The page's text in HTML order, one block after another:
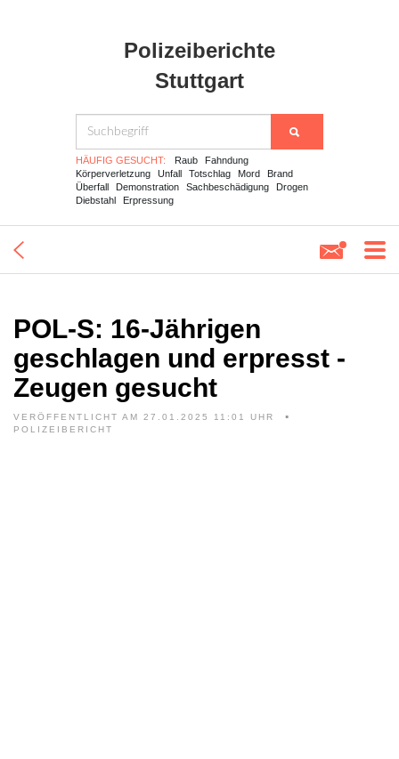
Polizeiberichte
Stuttgart
HÄUFIG GESUCHT: Raub
Fahndung
Körperverletzung
Unfall Totschlag Mord
Brand
Überfall
Demonstration Sachbeschädigung
Drogen
Diebstahl
Erpressung
POL-S: 16-Jährigen
geschlagen und erpresst -
Zeugen gesucht
VERÖFFENTLICHT AM 27.01.2025 11:01 UHR
POLIZEIBERICHT